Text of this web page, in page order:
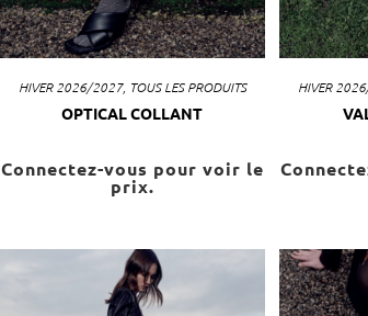
HIVER 2026/2027, TOUS LES PRODUITS
OPTICAL COLLANT
Connectez-vous pour voir le
prix.
HIVER